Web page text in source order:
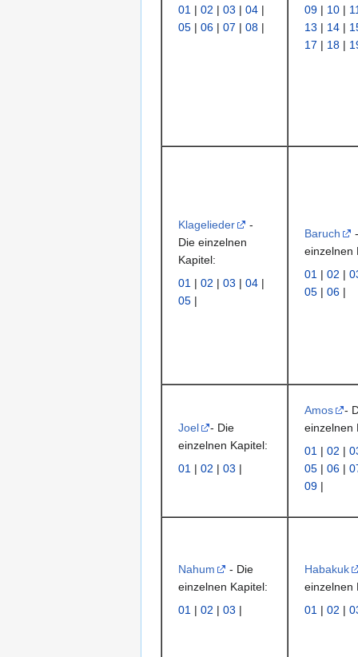
01 | 02 | 03 | 04 |
05 | 06 | 07 | 08 |
09 | 10 |
13 | 14 |
17 | 18 |
Klagelieder
-
Die einzelnen
Kapitel:
01 | 02 | 03 | 04 |
05 |
Baruch
einzelnen
01 | 02 |
05 | 06 |
Joel
- Die
einzelnen Kapitel:
01 | 02 | 03 |
Amos
-
einzelnen
01 | 02 |
05 | 06 |
09 |
Nahum
- Die
einzelnen Kapitel:
01 | 02 | 03 |
Habakuk
einzelnen
01 | 02 |